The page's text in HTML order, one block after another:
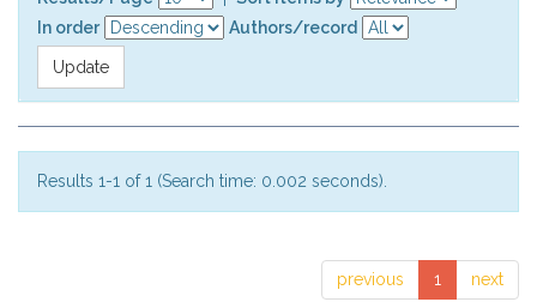
In order
Authors/record
Results 1-1 of 1 (Search time: 0.002 seconds).
previous 1 next